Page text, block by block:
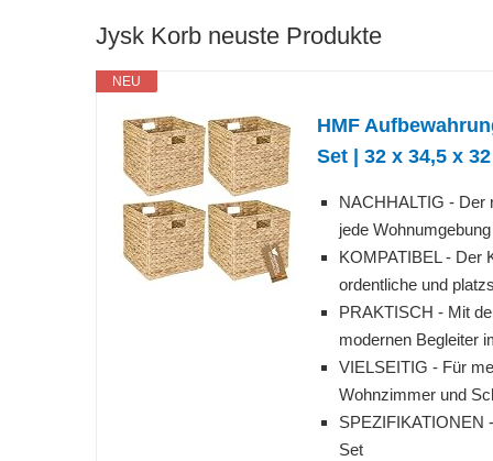
Jysk Korb neuste Produkte
NEU
HMF
Set | 32 x 34,5 x
NACHHALTIG - Der
jede
KOMPATIBEL - Der
ordentliche und
PRAKTISCH - Mit
modernen Begleiter
VIELSEITIG - Für
Wohnzimmer und
SPEZIFIKATIONEN
Set